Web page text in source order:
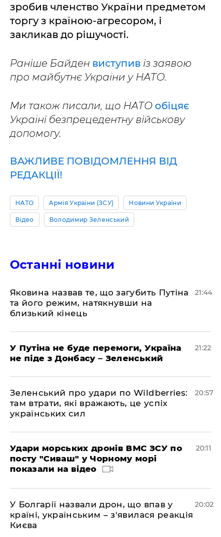
зробив членство України предметом
торгу з країною-агресором, і
закликав до рішучості.
Раніше Байден виступив із заявою
про майбутнє України у НАТО.
Ми також писали, що НАТО обіцяє
Україні безпрецедентну військову
допомогу.
ВАЖЛИВЕ ПОВІДОМЛЕННЯ ВІД
РЕДАКЦІЇ!
НАТО Армія України (ЗСУ) Новини України
Відео Володимир Зеленський
Останні новини
Яковина назвав те, що загубить Путіна
та його режим, натякнувши на
близький кінець
21:44
У Путіна не буде перемоги, Україна
не піде з Донбасу – Зеленський
21:22
Зеленський про удари по Wildberries:
там втрати, які вражають, це успіх
українських сил
20:57
Удари морських дронів ВМС ЗСУ по
посту "Сиваш" у Чорному морі
показали на відео
20:11
У Болгарії назвали дрон, що впав у
країні, українським – з'явилася реакція
Києва
20:02